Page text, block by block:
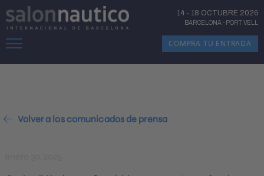
COMPRA TU ENTRADA
14 - 18 OCTUBRE 2026
BARCELONA- PORT VELL
Volver a los comunicados de prensa